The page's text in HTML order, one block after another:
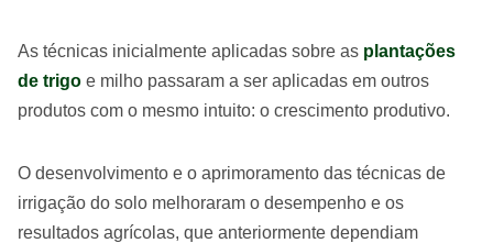
As técnicas inicialmente aplicadas sobre as plantações
de trigo e milho passaram a ser aplicadas em outros
produtos com o mesmo intuito: o crescimento produtivo.
O desenvolvimento e o aprimoramento das técnicas de
irrigação do solo melhoraram o desempenho e os
resultados agrícolas, que anteriormente dependiam